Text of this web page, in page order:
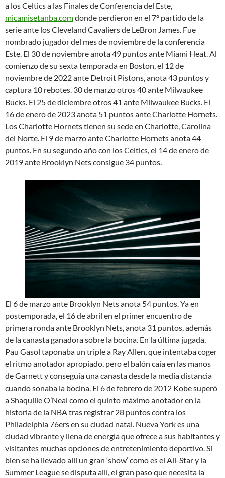
a los Celtics a las Finales de Conferencia del Este,
micamisetanba.comdonde perdieron en el 7º partido de la
serie ante los Cleveland Cavaliers de LeBron James. Fue
nombrado jugador del mes de noviembre de la conferencia
Este. El 30 de noviembre anota 49 puntos ante Miami Heat. Al
comienzo de su sexta temporada en Boston, el 12 de
noviembre de 2022 ante Detroit Pistons, anota 43 puntos y
captura 10 rebotes. 30 de marzo otros 40 ante Milwaukee
Bucks. El 25 de diciembre otros 41 ante Milwaukee Bucks. El
16 de enero de 2023 anota 51 puntos ante Charlotte Hornets.
Los Charlotte Hornets tienen su sede en Charlotte, Carolina
del Norte. El 9 de marzo ante Charlotte Hornets anota 44
puntos. En su segundo año con los Celtics, el 14 de enero de
2019 ante Brooklyn Nets consigue 34 puntos.
El 6 de marzo ante Brooklyn Nets anota 54 puntos. Ya en
postemporada, el 16 de abril en el primer encuentro de
primera ronda ante Brooklyn Nets, anota 31 puntos, además
de la canasta ganadora sobre la bocina. En la última jugada,
Pau Gasol taponaba un triple a Ray Allen, que intentaba coger
el ritmo anotador apropiado, pero el balón caía en las manos
de Garnett y conseguía una canasta desde la media distancia
cuando sonaba la bocina. El 6 de febrero de 2012 Kobe superó
a Shaquille O’Neal como el quinto máximo anotador en la
historia de la NBA tras registrar 28 puntos contra los
Philadelphia 76ers en su ciudad natal. Nueva York es una
ciudad vibrante y llena de energía que ofrece a sus habitantes y
visitantes muchas opciones de entretenimiento deportivo. Si
bien se ha llevado allí un gran ‘show’ como es el All-Star y la
Summer League se disputa allí, el gran paso que necesita la